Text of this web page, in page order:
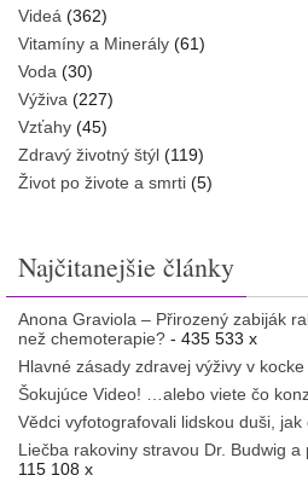
Videá (362)
Vitamíny a Minerály (61)
Voda (30)
Výživa (227)
Vzťahy (45)
Zdravý životný štýl (119)
Život po živote a smrti (5)
Najčitanejšie články
Anona Graviola – Přirozený zabiják
než chemoterapie? - 435 533 x
Hlavné zásady zdravej výživy v kocke
Šokujúce Video! …alebo viete čo
Vědci vyfotografovali lidskou duši,
Liečba rakoviny stravou Dr. Budwig
115 108 x